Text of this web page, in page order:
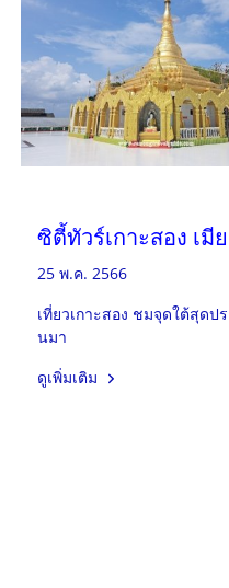
ซิตี้ทัวร์เกาะสอง เมี
25 พ.ค. 2566
เที่ยวเกาะสอง ชมจุดใต้สุดปร
นมา
ดูเพิ่มเติม